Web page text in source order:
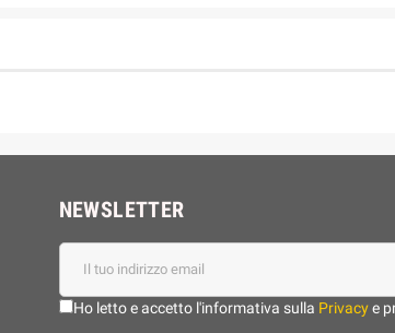
NEWSLETTER
Ho letto e accetto l'informativa sulla Privacye